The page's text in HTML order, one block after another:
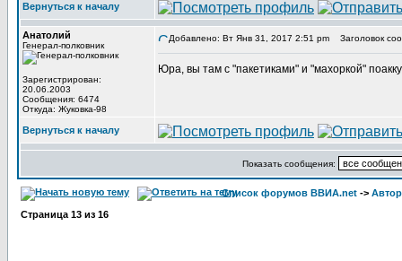
Вернуться к началу
Анатолий
Генерал-полковник
Зарегистрирован:
20.06.2003
Сообщения: 6474
Откуда: Жуковка-98
Добавлено: Вт Янв 31, 2017 2:51 pm Заголовок
Юра, вы там с "пакетиками" и "махоркой"
Вернуться к началу
Показать сообщения:
Список форумов ВВИА.net ->
Страница 13 из 16